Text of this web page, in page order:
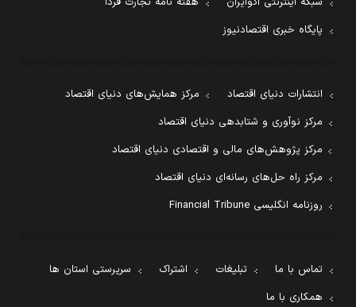
پایگاه خبری اقتصادنیوز
انتشارات دنیای اقتصاد
مرکز همایش‌های دنیای اقتصاد
مرکز نوآوری و شتابدهی دنیای اقتصاد
مرکز پژوهش‌های مالی و اقتصادی دنیای اقتصاد
مرکز راه حل‌های رسانه‌ای دنیای اقتصاد
روزنامه انگلیسی Financial Tribune
تماس با ما تبلیغات اشتراک
سرپرستی استان ها
همکاری با ما